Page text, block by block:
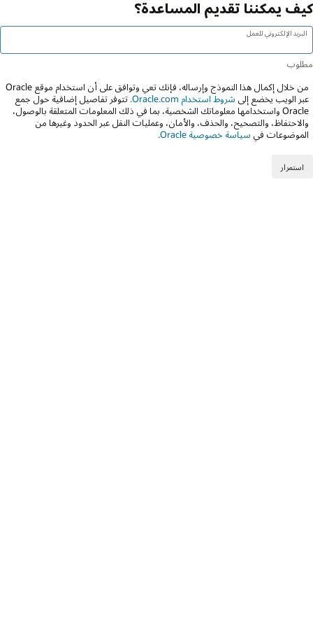
كيف يمكننا تقديم المساعدة؟
البريد الإلكتروني للعمل
من خلال إكمال هذا النموذج وإرساله، فإنك تعي وتوافق على أن استخدام موقع Oracle
عبر الويب يخضع إلى شروط استخدام Oracle.com.
تتوفر تفاصيل إضافية حول جمع
Oracle واستخدامها معلوماتك الشخصية، بما في ذلك المعلومات المتعلقة بالوصول،
والاحتفاظ، والتصحيح، والحذف، والأمان، وعمليات النقل عبر الحدود وغيرها من
الموضوعات في سياسة خصوصية Oracle.
استمرار